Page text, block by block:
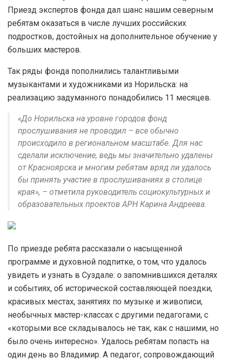
Приезд экспертов фонда дал шанс нашим северным
ребятам оказаться в числе лучших российских
подростков, достойных на дополнительное обучение у
больших мастеров.
Так ряды фонда пополнились талантливыми
музыкантами и художниками из Норильска: на
реализацию задуманного понадобились 11 месяцев.
«До Норильска на уровне городов фонд
прослушивания не проводил – все обычно
происходило в региональном масштабе. Для нас
сделали исключение, ведь мы значительно удалены
от Красноярска и многим ребятам вряд ли удалось
бы принять участие в прослушиваниях в столице
края», – отметила руководитель социокультурных и
образовательных проектов АРН Карина Андреева.
По приезде ребята рассказали о насыщенной
программе и духовной подпитке, о том, что удалось
увидеть и узнать в Суздале: о запомнившихся деталях
и событиях, об исторической составляющей поездки,
красивых местах, занятиях по музыке и живописи,
необычных мастер-классах с другими педагогами, с
«которыми все складывалось не так, как с нашими, но
было очень интересно». Удалось ребятам попасть на
один день во Владимир. А педагог, сопровождающий